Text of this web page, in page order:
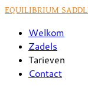
EQUILIBRIUM
Welkom
Zadels
Tarieven
Contact